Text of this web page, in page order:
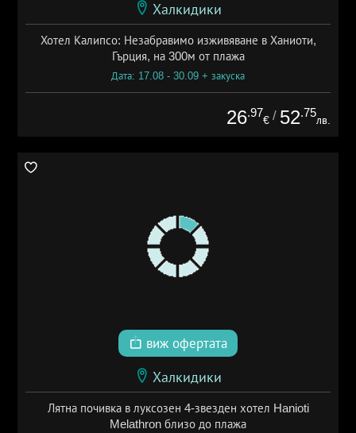
Халкидики
Хотел Калипсо: Незабравимо изживяване в Ханиоти,
Гърция, на 300м от плажа
Дата: 17.08 - 30.09 + закуска
26.97
€ / 52.75
лв.
виж офертата
Халкидики
Лятна почивка в луксозен 4-звезден хотел Hanioti
Melathron близо до плажа